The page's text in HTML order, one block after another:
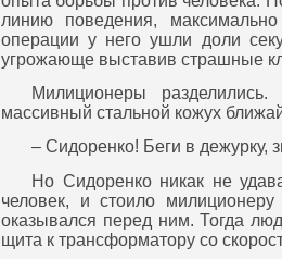
линию поведения,
операции у него ушли доли
угрожающе выставив страшные
Милиционеры
массивный стальной кожух
– Сидоренко! Беги в дежурку,
Но Сидоренко никак не
человек, и стоило
оказывался перед ним. Тогда
щита к трансформатору со